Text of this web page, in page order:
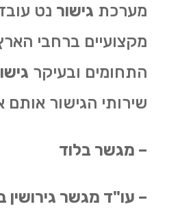
מערכת גישור נט
מקצועיים ברחבי
התחומים ובעיקר
שירותי הגישור אותם
– מגשר בלוד
– עו"ד מגשר גירושין